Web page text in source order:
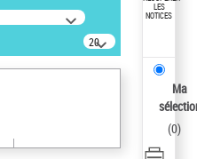
20
résultats/page
LES
NOTICES
Ma
(0)